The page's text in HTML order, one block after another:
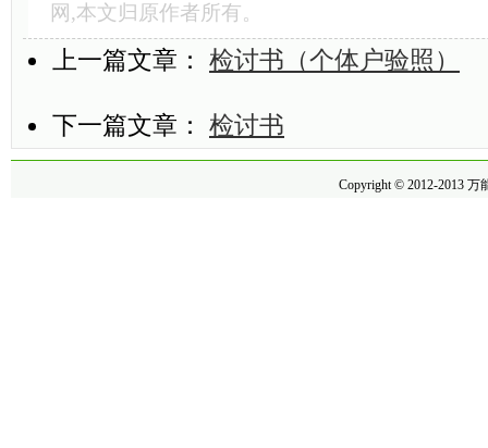
网,本文归原作者所有。
上一篇文章： 检讨书（个体户验照）
下一篇文章： 检讨书
Copyright © 2012-2013 万